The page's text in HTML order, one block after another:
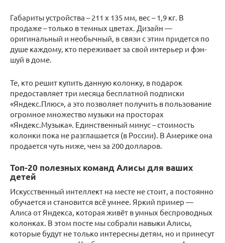
Габариты устройства – 211 x 135 мм, вес – 1,9 кг. В
продаже – только в темных цветах. Дизайн —
оригинальный и необычный, в связи с этим придется по
душе каждому, кто переживает за свой интерьер и фэн-
шуй в доме.
Те, кто решит купить данную колонку, в подарок
предоставляет три месяца бесплатной подписки
«Яндекс.Плюс», а это позволяет получить в пользование
огромное множество музыки на просторах
«Яндекс.Музыка». Единственный минус – стоимость
колонки пока не разглашается (в России). В Америке она
продается чуть ниже, чем за 200 долларов.
Топ-20 полезных команд Алисы для ваших
детей
Искусственный интеллект на месте не стоит, а постоянно
обучается и становится всё умнее. Яркий пример —
Алиса от Яндекса, которая живёт в умных беспроводных
колонках. В этом посте мы собрали навыки Алисы,
которые будут не только интересны детям, но и принесут